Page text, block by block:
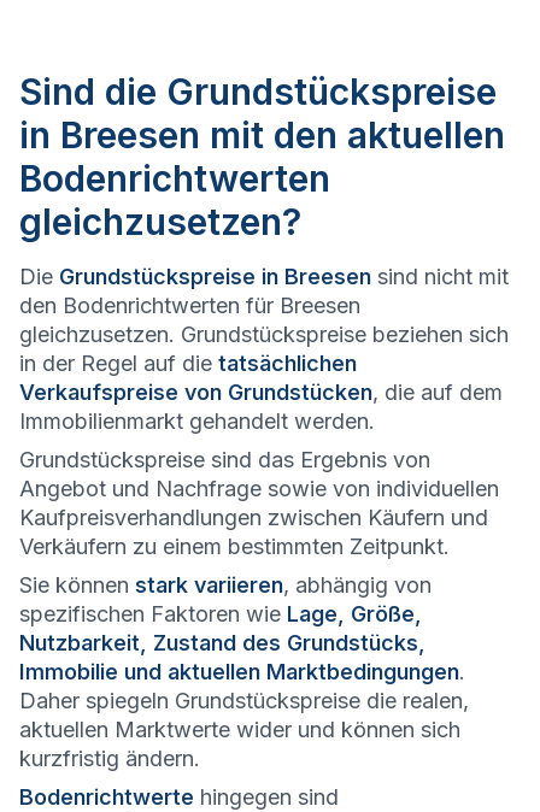
Sind die Grundstückspreise
in Breesen mit den aktuellen
Bodenrichtwerten
gleichzusetzen?
Die Grundstückspreise in Breesen sind nicht mit
den Bodenrichtwerten für Breesen
gleichzusetzen. Grundstückspreise beziehen sich
in der Regel auf die tatsächlichen
Verkaufspreise von Grundstücken, die auf dem
Immobilienmarkt gehandelt werden.
Grundstückspreise sind das Ergebnis von
Angebot und Nachfrage sowie von individuellen
Kaufpreisverhandlungen zwischen Käufern und
Verkäufern zu einem bestimmten Zeitpunkt.
Sie können stark variieren, abhängig von
spezifischen Faktoren wie Lage, Größe,
Nutzbarkeit, Zustand des Grundstücks,
Immobilie und aktuellen Marktbedingungen.
Daher spiegeln Grundstückspreise die realen,
aktuellen Marktwerte wider und können sich
kurzfristig ändern.
Bodenrichtwerte hingegen sind